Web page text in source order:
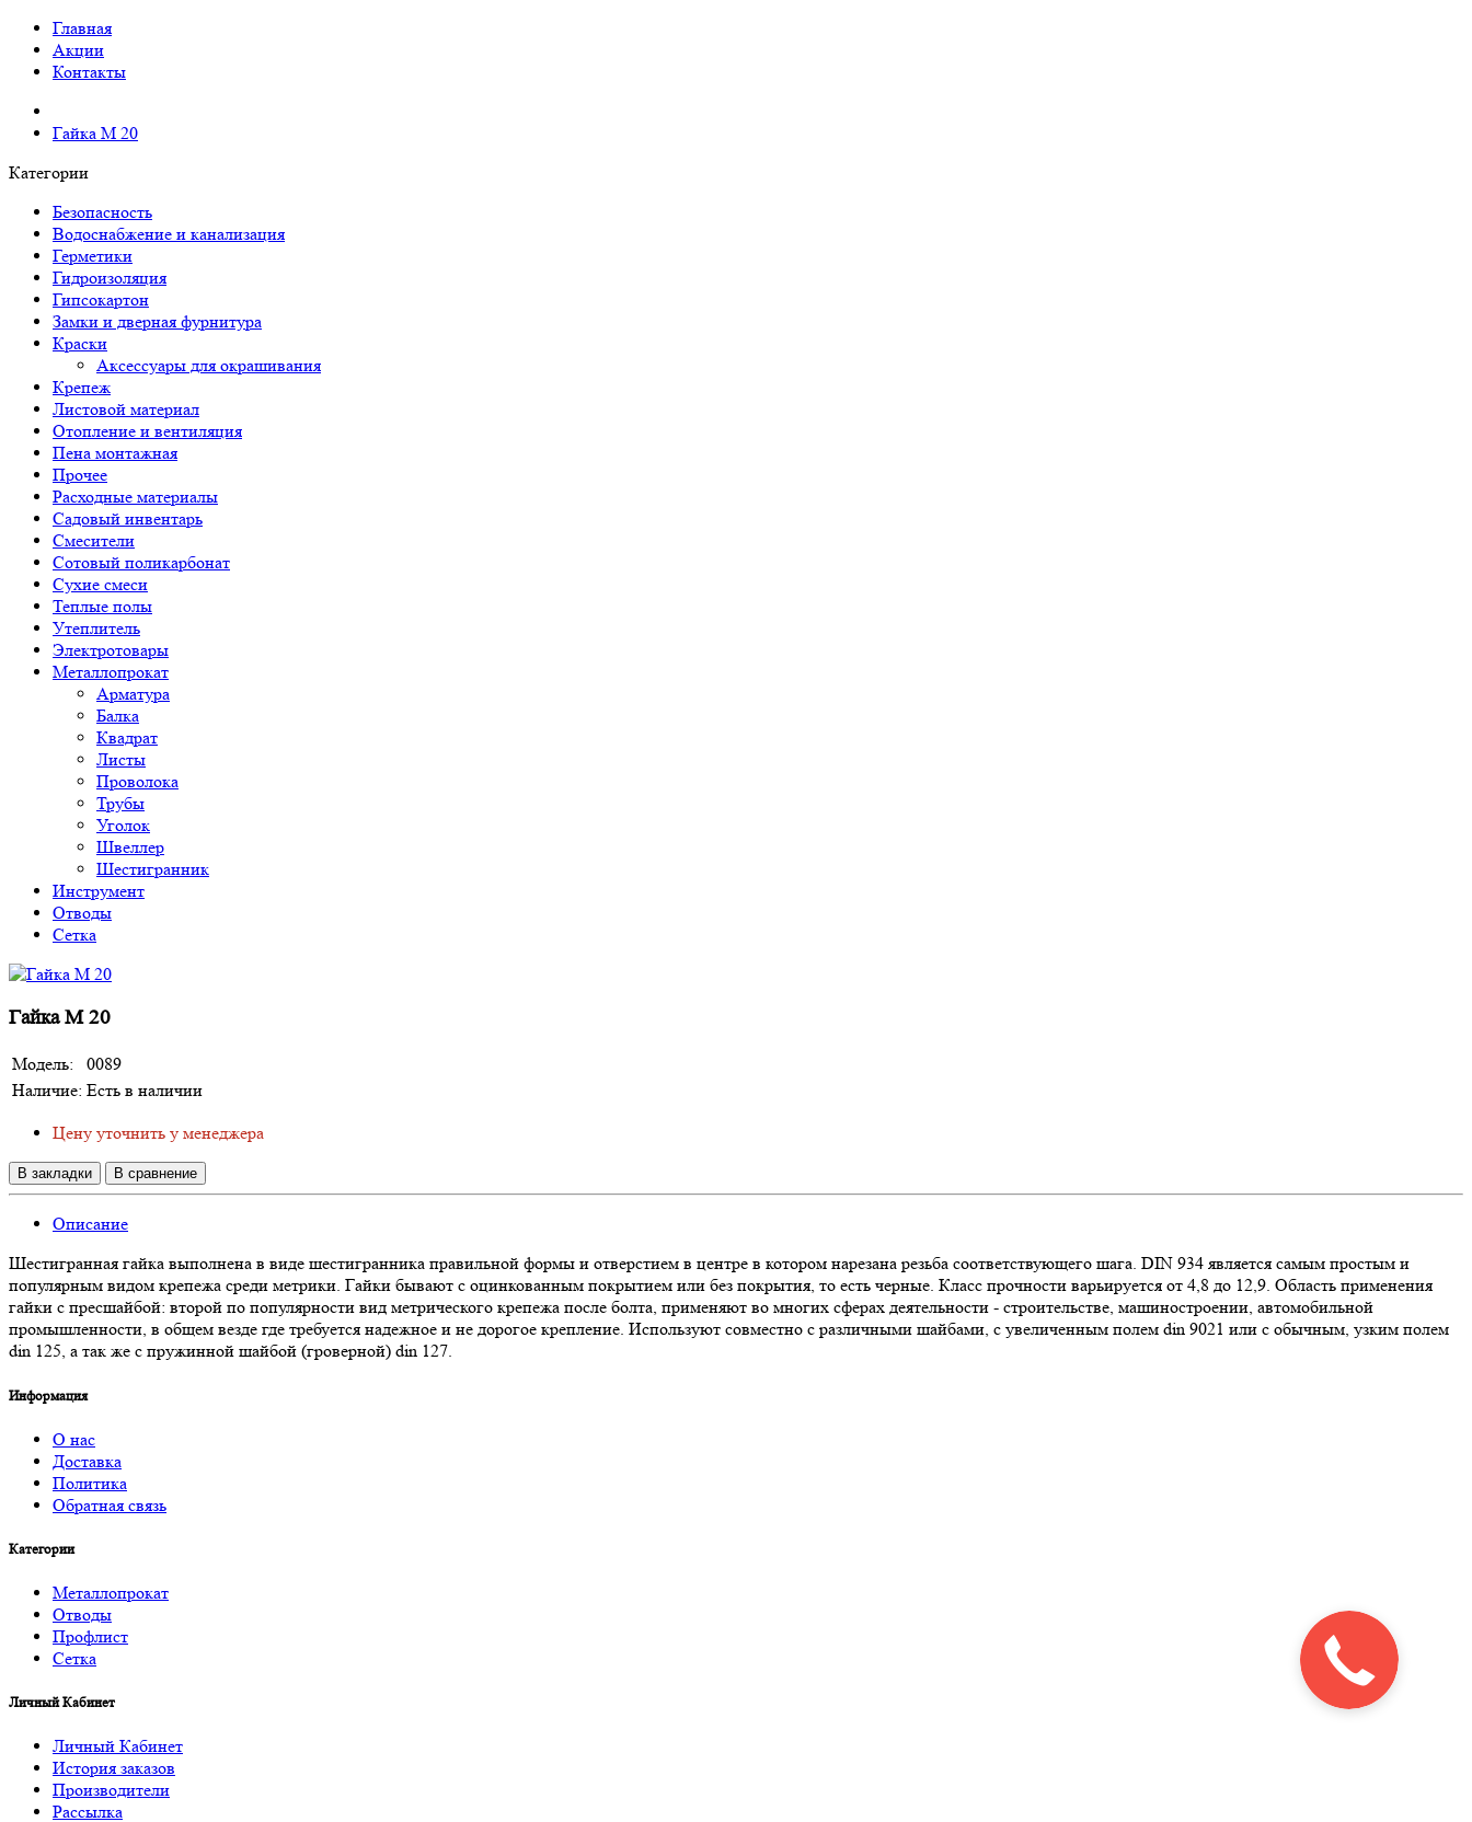
Главная
Акции
Контакты
Гайка М 20
Категории
Безопасность
Водоснабжение и канализация
Герметики
Гидроизоляция
Гипсокартон
Замки и дверная фурнитура
Краски
Аксессуары для окрашивания
Крепеж
Листовой материал
Отопление и вентиляция
Пена монтажная
Прочее
Расходные материалы
Садовый инвентарь
Смесители
Сотовый поликарбонат
Сухие смеси
Теплые полы
Утеплитель
Электротовары
Металлопрокат
Арматура
Балка
Квадрат
Листы
Проволока
Трубы
Уголок
Швеллер
Шестигранник
Инструмент
Отводы
Сетка
Гайка М 20
Модель:
0089
Наличие: Есть в наличии
Цену уточнить у менеджера
В закладки В сравнение
Описание
Шестигранная гайка выполнена в виде шестигранника правильной формы и отверстием в центре в котором нарезана резьба соответствующего шага. DIN 934 является самым простым и
популярным видом крепежа среди метрики. Гайки бывают с оцинкованным покрытием или без покрытия, то есть черные. Класс прочности варьируется от 4,8 до 12,9. Область применения
гайки с пресшайбой: второй по популярности вид метрического крепежа после болта, применяют во многих сферах деятельности - строительстве, машиностроении, автомобильной
промышленности, в общем везде где требуется надежное и не дорогое крепление. Используют совместно с различными шайбами, с увеличенным полем din 9021 или с обычным, узким полем
din 125, а так же с пружинной шайбой (гроверной) din 127.
Информация
О нас
Доставка
Политика
Обратная связь
Категории
Металлопрокат
Отводы
Профлист
Сетка
Личный Кабинет
Личный Кабинет
История заказов
Производители
Рассылка